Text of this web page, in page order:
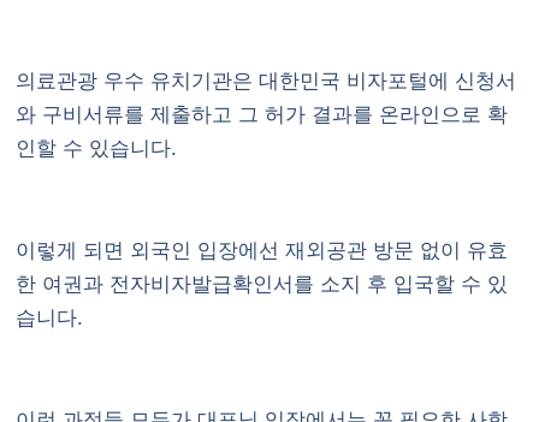
의료관광 우수 유치기관은 대한민국 비자포털에 신청서
와 구비서류를 제출하고 그 허가 결과를 온라인으로 확
인할 수 있습니다.
이렇게 되면 외국인 입장에선 재외공관 방문 없이 유효
한 여권과 전자비자발급확인서를 소지 후 입국할 수 있
습니다.